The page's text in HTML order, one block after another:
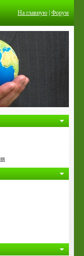
На главную Форум